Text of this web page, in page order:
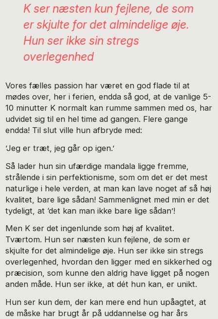
K ser næsten kun fejlene, de som
er skjulte for det almindelige øje.
Hun ser ikke sin stregs
overlegenhed
Vores fælles passion har været en god flade til at
mødes over, her i ferien, endda så god, at de vanlige 5-
10 minutter K normalt kan rumme sammen med os, har
udvidet sig til en hel time ad gangen. Flere gange
endda! Til slut ville hun afbryde med:
’Jeg er træt, jeg går op igen.’
Så lader hun sin ufærdige mandala ligge fremme,
strålende i sin perfektionisme, som om det er det mest
naturlige i hele verden, at man kan lave noget af så høj
kvalitet, bare lige sådan! Sammenlignet med min er det
tydeligt, at ‘det kan man ikke bare lige sådan’!
Men K ser det ingenlunde som høj af kvalitet.
Tværtom. Hun ser næsten kun fejlene, de som er
skjulte for det almindelige øje. Hun ser ikke sin stregs
overlegenhed, hvordan den ligger med en sikkerhed og
præcision, som kunne den aldrig have ligget på nogen
anden måde. Hun ser ikke, at dét hun kan, er unikt.
Hun ser kun dem, der kan mere end hun upåagtet, at
de måske har brugt år på uddannelse og har års